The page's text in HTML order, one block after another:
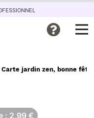
Carte jardin zen, bonne fête
: 2,99 €